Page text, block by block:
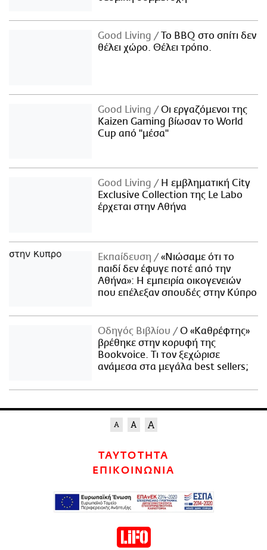
Good Living
Το BBQ στο σπίτι δεν
θέλει χώρο. Θέλει τρόπο.
Good Living
Οι εργαζόμενοι της
Kaizen Gaming βίωσαν το World
Cup από "μέσα"
Good Living
Η εμβληματική City
Exclusive Collection της Le Labo
έρχεται στην Αθήνα
Εκπαίδευση
«Νιώσαμε ότι το
παιδί δεν έφυγε ποτέ από την
Αθήνα»: Η εμπειρία οικογενειών
που επέλεξαν σπουδές στην Κύπρο
Οδηγός Βιβλίου
Ο «Καθρέφτης»
βρέθηκε στην κορυφή της
Bookvoice. Τι τον ξεχώρισε
ανάμεσα στα μεγάλα best sellers;
ΤΑΥΤΟΤΗΤΑ
ΕΠΙΚΟΙΝΩΝΙΑ